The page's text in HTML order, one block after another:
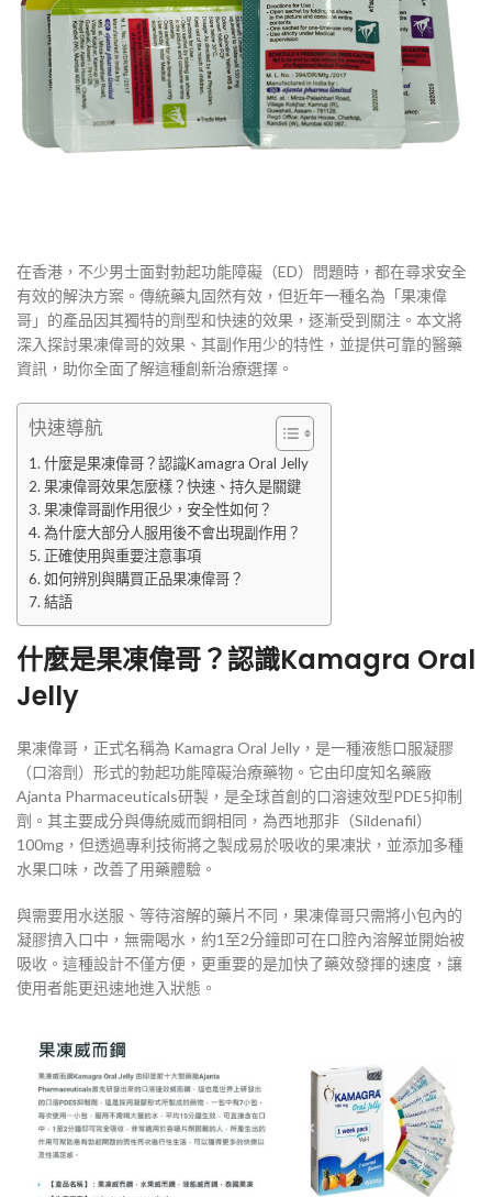
在香港，不少男士面對勃起功能障礙（ED）問題時，都在尋求安全
有效的解決方案。傳統藥丸固然有效，但近年一種名為「果凍偉
哥」的產品因其獨特的劑型和快速的效果，逐漸受到關注。本文將
深入探討果凍偉哥的效果、其副作用少的特性，並提供可靠的醫藥
資訊，助你全面了解這種創新治療選擇。
快速導航
什麼是果凍偉哥？認識Kamagra Oral Jelly
果凍偉哥效果怎麼樣？快速、持久是關鍵
果凍偉哥副作用很少，安全性如何？
為什麼大部分人服用後不會出現副作用？
正確使用與重要注意事項
如何辨別與購買正品果凍偉哥？
結語
什麼是果凍偉哥？認識Kamagra Oral
Jelly
果凍偉哥，正式名稱為 Kamagra Oral Jelly，是一種液態口服凝膠
（口溶劑）形式的勃起功能障礙治療藥物。它由印度知名藥廠
Ajanta Pharmaceuticals研製，是全球首創的口溶速效型PDE5抑制
劑。其主要成分與傳統威而鋼相同，為西地那非（Sildenafil）
100mg，但透過專利技術將之製成易於吸收的果凍狀，並添加多種
水果口味，改善了用藥體驗。
與需要用水送服、等待溶解的藥片不同，果凍偉哥只需將小包內的
凝膠擠入口中，無需喝水，約1至2分鐘即可在口腔內溶解並開始被
吸收。這種設計不僅方便，更重要的是加快了藥效發揮的速度，讓
使用者能更迅速地進入狀態。